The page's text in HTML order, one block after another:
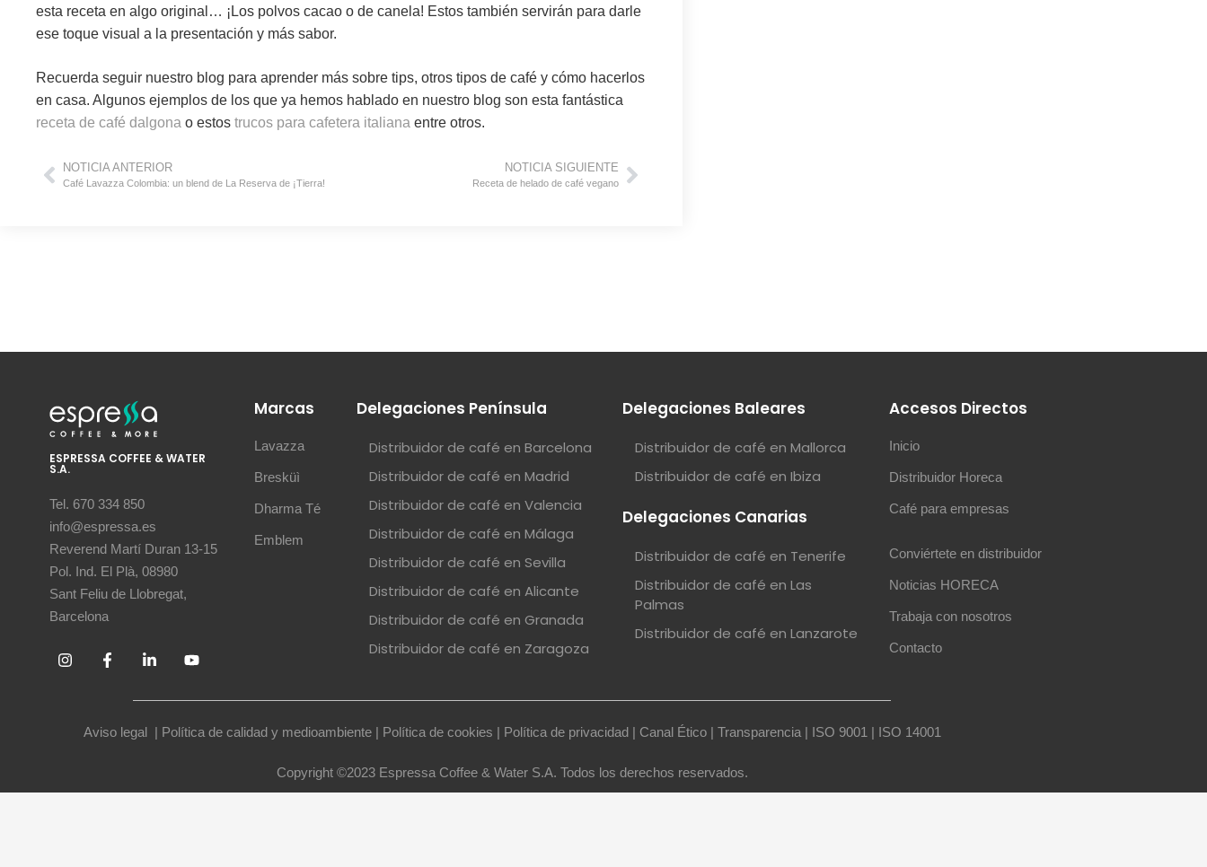
esta receta en algo original… ¡Los polvos cacao o de canela! Estos también servirán para darle
ese toque visual a la presentación y más sabor.
Recuerda seguir nuestro blog para aprender más sobre tips, otros tipos de café y cómo hacerlos
en casa. Algunos ejemplos de los que ya hemos hablado en nuestro blog son esta fantástica
receta de café dalgona o estos trucos para cafetera italiana entre otros.
NOTICIA ANTERIOR
Café Lavazza Colombia: un blend de La Reserva de ¡Tierra!
NOTICIA SIGUIENTE
Receta de helado de café vegano
ESPRESSA COFFEE & WATER
S.A.
Tel. 670 334 850
info@espressa.es
Reverend Martí Duran 13-15
Pol. Ind. El Plà, 08980
Sant Feliu de Llobregat,
Barcelona
Marcas
Lavazza
Bresküì
Dharma Té
Emblem
Delegaciones Península
Distribuidor de café en Barcelona
Distribuidor de café en Madrid
Distribuidor de café en Valencia
Distribuidor de café en Málaga
Distribuidor de café en Sevilla
Distribuidor de café en Alicante
Distribuidor de café en Granada
Distribuidor de café en Zaragoza
Delegaciones Baleares
Distribuidor de café en Mallorca
Distribuidor de café en Ibiza
Delegaciones Canarias
Distribuidor de café en Tenerife
Distribuidor de café en Las
Palmas
Distribuidor de café en Lanzarote
Accesos Directos
Inicio
Distribuidor Horeca
Café para empresas
Conviértete en distribuidor
Noticias HORECA
Trabaja con nosotros
Contacto
Aviso legal | Política de calidad y medioambiente| Política de cookies | Política de privacidad| Canal Ético| Transparencia| ISO 9001 | ISO 14001
Copyright ©2023 Espressa Coffee & Water S.A. Todos los derechos reservados.